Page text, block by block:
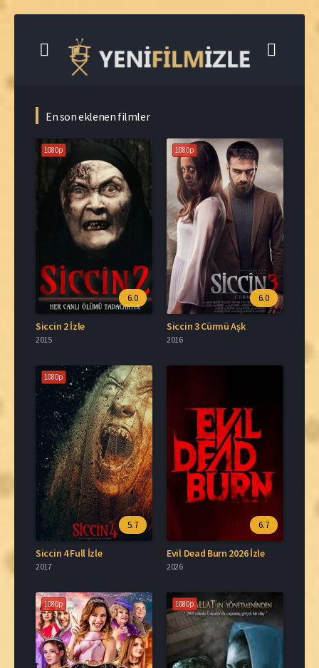
En son eklenen filmler
1080p
6.0
Siccin 2 İzle
2015
1080p
6.0
Siccin 3 Cürmü Aşk
2016
1080p
5.7
Siccin 4 Full İzle
2017
6.7
Evil Dead Burn 2026 İzle
2026
1080p 1080p